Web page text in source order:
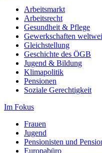
Arbeitsmarkt
Arbeitsrecht
Gesundheit & Pflege
Gewerkschaften
Gleichstellung
Geschichte des ÖGB
Jugend & Bildung
Klimapolitik
Pensionen
Soziale Gerechtigkeit
Im Fokus
Frauen
Jugend
Pensionisten und
Europabüro